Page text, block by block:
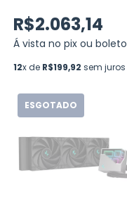
(DNY-EP-L34)
R$2.063,14
Á vista no pix ou boleto
12x de R$199,92 sem juros
ESGOTADO